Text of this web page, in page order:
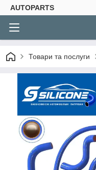
AUTOPARTS
Товари та послуги